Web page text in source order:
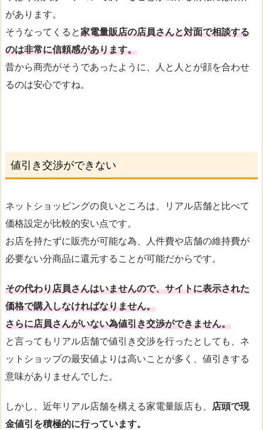
があります。
そうなってくると家電量販店の店員さんと対面で相談する
のは非常に信頼感があります。
昔から商売がそうであったように、人と人とが顔を合わせ
るのは安心ですね。
値引き交渉ができない
ネットショッピングの良いところは、リアル店舗と比べて
価格設定が比較的安い点です。
お店を持たずに販売が可能な為、人件費や店舗の維持費が
必要ない分商品に還元することが可能だからです。
その代わり店員さんはいませんので、サイトに表示された
価格で購入しなければなりません。
さらに店員さんがいない為値引き交渉ができません。
と言ってもリアル店舗で値引き交渉を行ったとしても、ネ
ットショップの最安値よりは高いことが多く、値引きする
意味がありませんでした。
しかし、近年リアル店舗を構える家電量販店も、 店頭で現
金値引を積極的に行っています。